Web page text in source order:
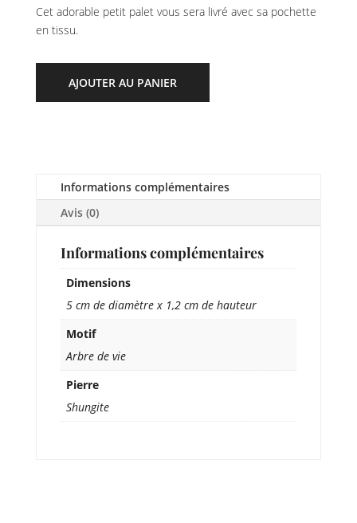
Cet adorable petit palet vous sera livré avec sa pochette
en tissu.
AJOUTER AU PANIER
Informations complémentaires
Avis (0)
Informations complémentaires
Dimensions
5 cm de diamètre x 1,2 cm de hauteur
Motif
Arbre de vie
Pierre
Shungite